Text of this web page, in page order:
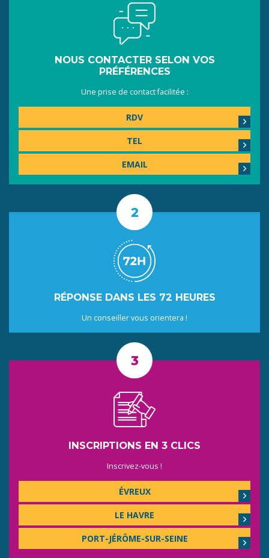
NOUS CONTACTER SELON VOS
PRÉFÉRENCES
Une prise de contact facilitée :
RDV
TEL
EMAIL
RÉPONSE DANS LES 72 HEURES
Un conseiller vous orientera !
INSCRIPTIONS EN 3 CLICS
Inscrivez-vous !
ÉVREUX
LE HAVRE
PORT-JÉRÔME-SUR-SEINE